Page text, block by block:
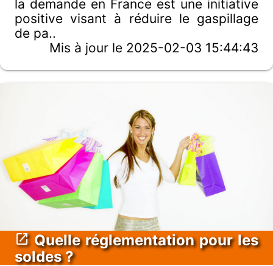
la demande en France est une initiative
positive visant à réduire le gaspillage
de pa..
Mis à jour le 2025-02-03 15:44:43
Quelle réglementation pour les
soldes ?